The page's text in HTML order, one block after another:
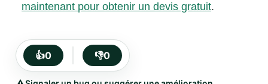
maintenant pour obtenir un devis gratuit.
👍0 👎0